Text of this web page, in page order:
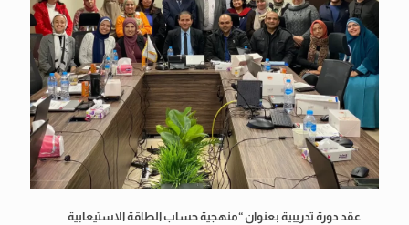
عقد دورة تدريبية بعنوان “منهجية حساب الطاقة الاستيعابية